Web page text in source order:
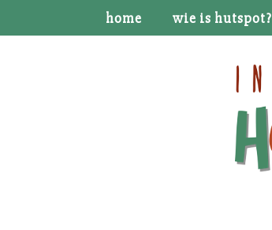
home wie is hutspot?